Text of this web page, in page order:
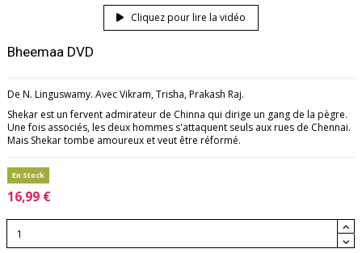
Cliquez pour lire la vidéo
Bheemaa DVD
De N. Linguswamy. Avec Vikram, Trisha, Prakash Raj.
Shekar est un fervent admirateur de Chinna qui dirige un gang de la pègre.
Une fois associés, les deux hommes s'attaquent seuls aux rues de Chennai.
Mais Shekar tombe amoureux et veut être réformé.
En Stock
16,99 €